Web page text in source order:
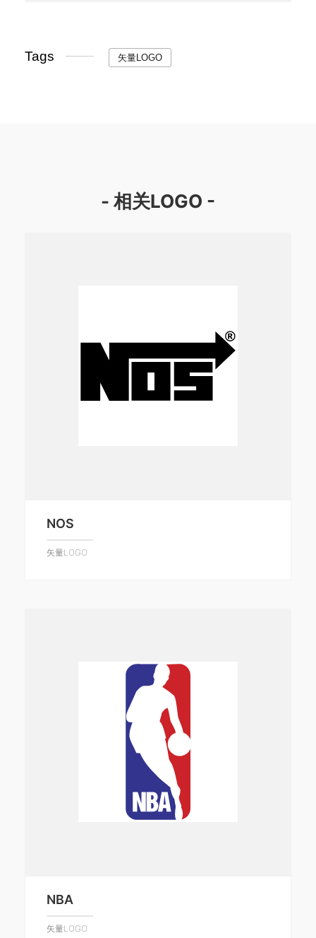
Tags 矢量LOGO
- 相关LOGO -
NOS
矢量LOGO
NBA
矢量LOGO